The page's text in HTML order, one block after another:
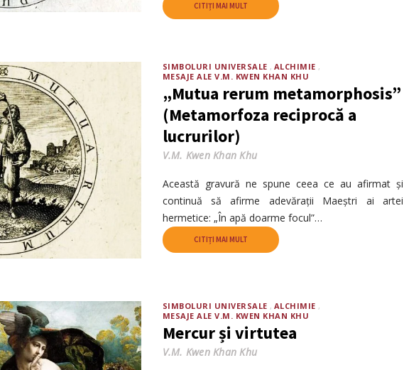
CITIȚI MAI MULT
SIMBOLURI UNIVERSALE
ALCHIMIE
MESAJE ALE V.M. KWEN KHAN KHU
„Mutua rerum metamorphosis”
(Metamorfoza reciprocă a
lucrurilor)
V.M. Kwen Khan Khu
Această gravură ne spune ceea ce au afirmat și
continuă să afirme adevărații Maeștri ai artei
hermetice: „În apă doarme focul”…
CITIȚI MAI MULT
SIMBOLURI UNIVERSALE
ALCHIMIE
MESAJE ALE V.M. KWEN KHAN KHU
Mercur și virtutea
V.M. Kwen Khan Khu